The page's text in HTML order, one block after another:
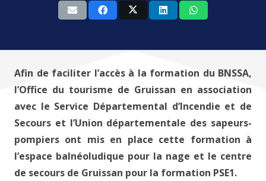
Afin de faciliter l’accès à la formation du BNSSA,
l’Office du tourisme de Gruissan en association
avec le Service Départemental d’Incendie et de
Secours et l’Union départementale des sapeurs-
pompiers ont mis en place cette formation à
l’espace balnéoludique pour la nage et le centre
de secours de Gruissan pour la formation PSE1.